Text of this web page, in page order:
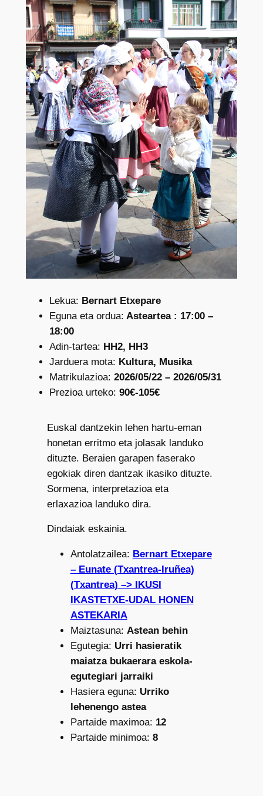
Lekua: Bernart Etxepare
Eguna eta ordua: Asteartea : 17:00 –
18:00
Adin-tartea: HH2, HH3
Jarduera mota: Kultura, Musika
Matrikulazioa: 2026/05/22 – 2026/05/31
Prezioa urteko: 90€-105€
Euskal dantzekin lehen hartu-eman
honetan erritmo eta jolasak landuko
dituzte. Beraien garapen faserako
egokiak diren dantzak ikasiko dituzte.
Sormena, interpretazioa eta
erlaxazioa landuko dira.
Dindaiak eskainia.
Antolatzailea: Bernart Etxepare
– Eunate (Txantrea-Iruñea)
(Txantrea) –> IKUSI
IKASTETXE-UDAL HONEN
ASTEKARIA
Maiztasuna: Astean behin
Egutegia: Urri hasieratik
maiatza bukaerara eskola-
egutegiari jarraiki
Hasiera eguna: Urriko
lehenengo astea
Partaide maximoa: 12
Partaide minimoa: 8